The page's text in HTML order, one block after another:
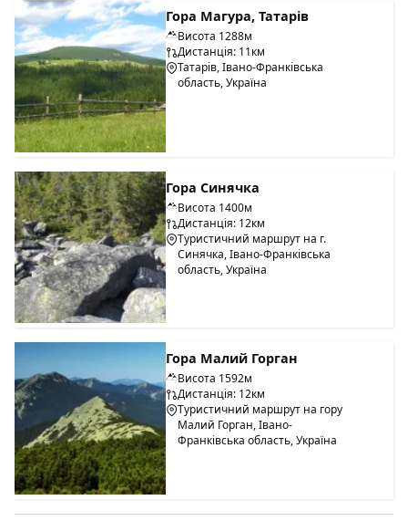
Гора Магура, Татарів
Висота 1288м
Дистанція: 11км
Татарів, Івано-Франківська
область, Україна
Гора Синячка
Висота 1400м
Дистанція: 12км
Туристичний маршрут на г.
Синячка, Івано-Франківська
область, Україна
Гора Малий Горган
Висота 1592м
Дистанція: 12км
Туристичний маршрут на гору
Малий Горган, Івано-
Франківська область, Україна